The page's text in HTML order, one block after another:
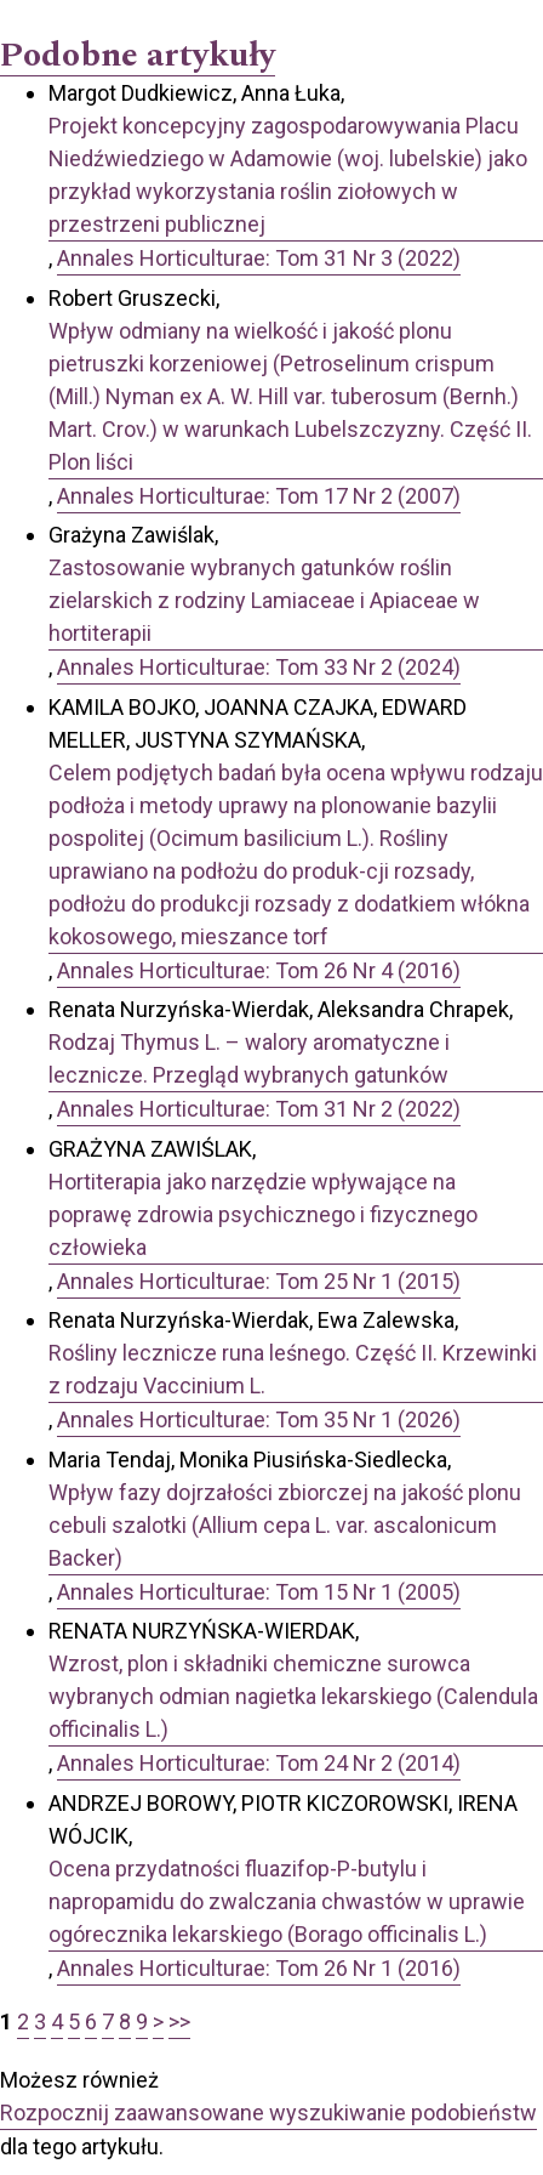
Podobne artykuły
Margot Dudkiewicz, Anna Łuka,
Projekt koncepcyjny zagospodarowywania Placu
Niedźwiedziego w Adamowie (woj. lubelskie) jako
przykład wykorzystania roślin ziołowych w
przestrzeni publicznej
,Annales Horticulturae: Tom 31 Nr 3 (2022)
Robert Gruszecki,
Wpływ odmiany na wielkość i jakość plonu
pietruszki korzeniowej (Petroselinum crispum
(Mill.) Nyman ex A. W. Hill var. tuberosum (Bernh.)
Mart. Crov.) w warunkach Lubelszczyzny. Część II.
Plon liści
,Annales Horticulturae: Tom 17 Nr 2 (2007)
Grażyna Zawiślak,
Zastosowanie wybranych gatunków roślin
zielarskich z rodziny Lamiaceae i Apiaceae w
hortiterapii
,Annales Horticulturae: Tom 33 Nr 2 (2024)
KAMILA BOJKO, JOANNA CZAJKA, EDWARD
MELLER, JUSTYNA SZYMAŃSKA,
Celem podjętych badań była ocena wpływu rodzaju
podłoża i metody uprawy na plonowanie bazylii
pospolitej (Ocimum basilicium L.). Rośliny
uprawiano na podłożu do produk-cji rozsady,
podłożu do produkcji rozsady z dodatkiem włókna
kokosowego, mieszance torf
,Annales Horticulturae: Tom 26 Nr 4 (2016)
Renata Nurzyńska-Wierdak, Aleksandra Chrapek,
Rodzaj Thymus L. – walory aromatyczne i
lecznicze. Przegląd wybranych gatunków
,Annales Horticulturae: Tom 31 Nr 2 (2022)
GRAŻYNA ZAWIŚLAK,
Hortiterapia jako narzędzie wpływające na
poprawę zdrowia psychicznego i fizycznego
człowieka
,Annales Horticulturae: Tom 25 Nr 1 (2015)
Renata Nurzyńska-Wierdak, Ewa Zalewska,
Rośliny lecznicze runa leśnego. Część II. Krzewinki
z rodzaju Vaccinium L.
,Annales Horticulturae: Tom 35 Nr 1 (2026)
Maria Tendaj, Monika Piusińska-Siedlecka,
Wpływ fazy dojrzałości zbiorczej na jakość plonu
cebuli szalotki (Allium cepa L. var. ascalonicum
Backer)
,Annales Horticulturae: Tom 15 Nr 1 (2005)
RENATA NURZYŃSKA-WIERDAK,
Wzrost, plon i składniki chemiczne surowca
wybranych odmian nagietka lekarskiego (Calendula
officinalis L.)
,Annales Horticulturae: Tom 24 Nr 2 (2014)
ANDRZEJ BOROWY, PIOTR KICZOROWSKI, IRENA
WÓJCIK,
Ocena przydatności fluazifop-P-butylu i
napropamidu do zwalczania chwastów w uprawie
ogórecznika lekarskiego (Borago officinalis L.)
,Annales Horticulturae: Tom 26 Nr 1 (2016)
1 2 3 4 5 6 7 8 9 > >>
Możesz również
Rozpocznij zaawansowane wyszukiwanie podobieństw
dla tego artykułu.